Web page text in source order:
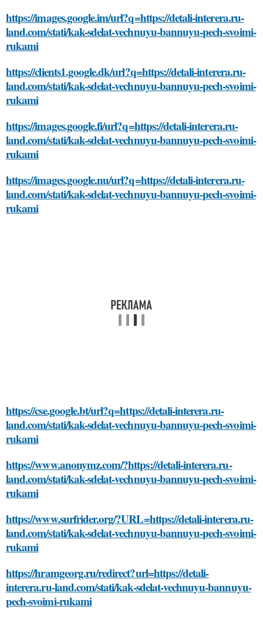
https://images.google.im/url?q=https://detali-interera.ru-
land.com/stati/kak-sdelat-vechnuyu-bannuyu-pech-svoimi-
rukami
https://clients1.google.dk/url?q=https://detali-interera.ru-
land.com/stati/kak-sdelat-vechnuyu-bannuyu-pech-svoimi-
rukami
https://images.google.fi/url?q=https://detali-interera.ru-
land.com/stati/kak-sdelat-vechnuyu-bannuyu-pech-svoimi-
rukami
https://images.google.nu/url?q=https://detali-interera.ru-
land.com/stati/kak-sdelat-vechnuyu-bannuyu-pech-svoimi-
rukami
https://cse.google.bt/url?q=https://detali-interera.ru-
land.com/stati/kak-sdelat-vechnuyu-bannuyu-pech-svoimi-
rukami
https://www.anonymz.com/?https://detali-interera.ru-
land.com/stati/kak-sdelat-vechnuyu-bannuyu-pech-svoimi-
rukami
https://www.surfrider.org/?URL=https://detali-interera.ru-
land.com/stati/kak-sdelat-vechnuyu-bannuyu-pech-svoimi-
rukami
https://hramgeorg.ru/redirect?url=https://detali-
interera.ru-land.com/stati/kak-sdelat-vechnuyu-bannuyu-
pech-svoimi-rukami